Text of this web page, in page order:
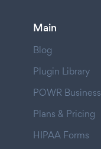
Main
Blog
Plugin Library
POWR Business
Plans & Pricing
HIPAA Forms